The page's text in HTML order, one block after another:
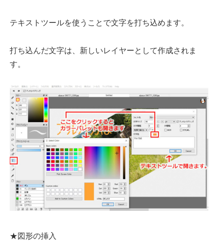
テキストツールを使うことで文字を打ち込めます。
打ち込んだ文字は、新しいレイヤーとして作成されま
す。
★図形の挿入